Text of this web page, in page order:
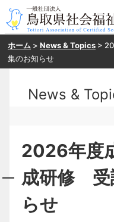
ホーム
入会案内
研修・SV申し込み
お問い合わせ
ホーム > News & Topics >
集のお知らせ
News &
2026年度
成研修 受
らせ